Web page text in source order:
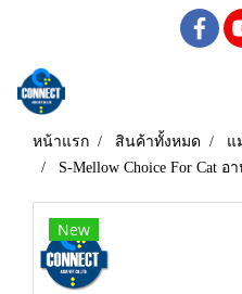
หน้าแรก สินค้าทั้งหมด แ
S-Mellow Choice For Cat
New